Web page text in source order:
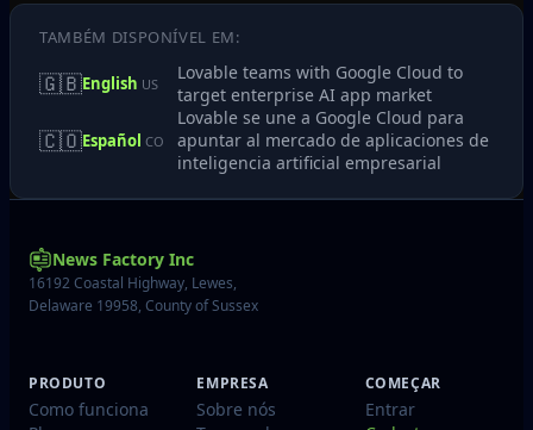
TAMBÉM DISPONÍVEL EM:
🇬🇧English US
Lovable teams with Google Cloud to
target enterprise AI app market
🇨🇴Español CO
Lovable se une a Google Cloud para
apuntar al mercado de aplicaciones de
inteligencia artificial empresarial
News Factory Inc
16192 Coastal Highway, Lewes,
Delaware 19958, County of Sussex
PRODUTO
Como funciona
EMPRESA
Sobre nós
COMEÇAR
Entrar